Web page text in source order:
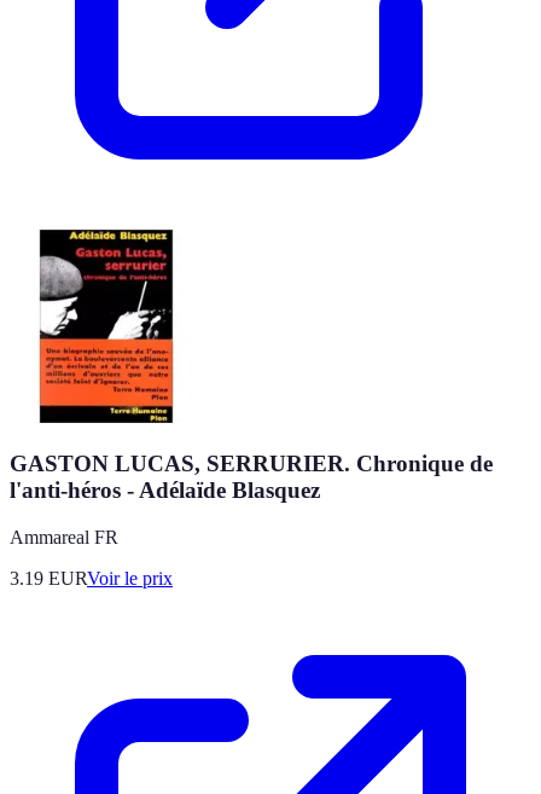
GASTON LUCAS, SERRURIER. Chronique de
l'anti-héros - Adélaïde Blasquez
Ammareal FR
3.19 EURVoir le prix